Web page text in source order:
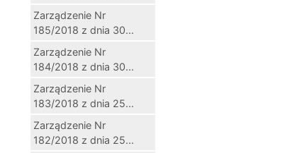
Zarządzenie Nr
185/2018 z dnia 30...
Zarządzenie Nr
184/2018 z dnia 30...
Zarządzenie Nr
183/2018 z dnia 25...
Zarządzenie Nr
182/2018 z dnia 25...